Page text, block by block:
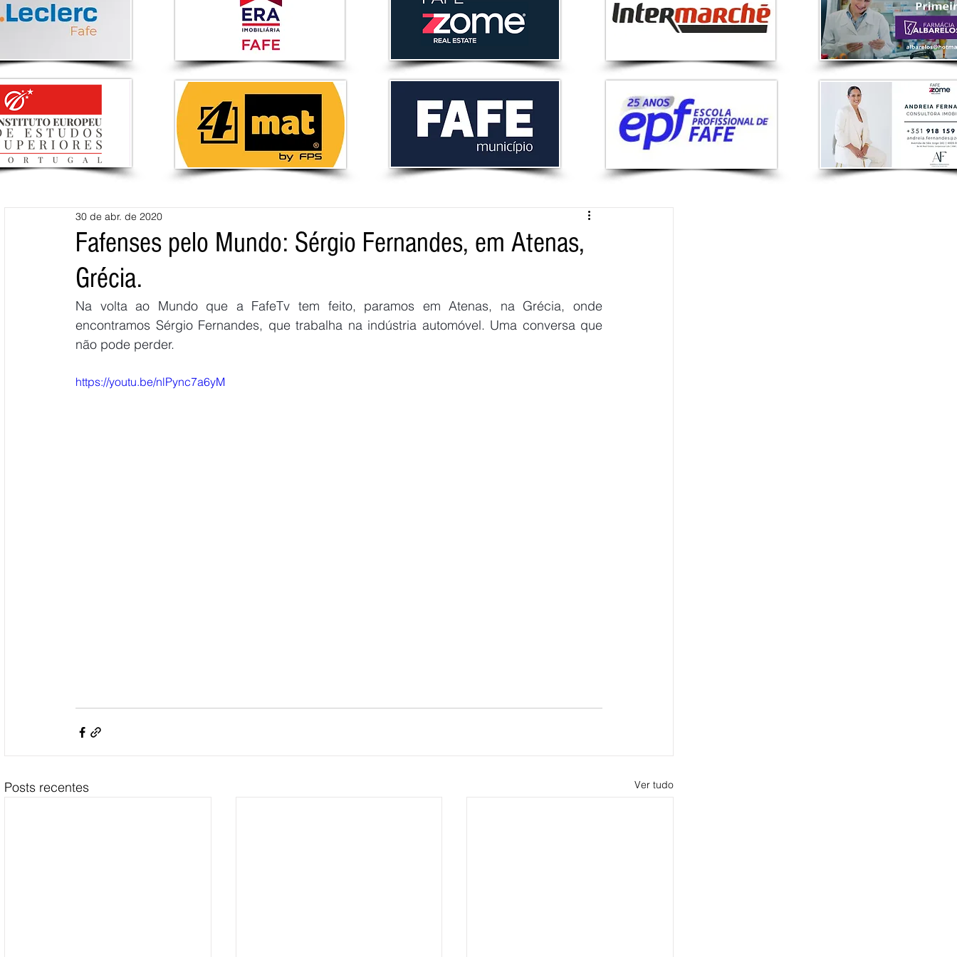
Fafenses pelo Mundo: Sérgio Fernandes, em Atenas,
Grécia.
30 de abr. de 2020
Na volta ao Mundo que a FafeTv tem feito, paramos em Atenas, na Grécia, onde
encontramos Sérgio Fernandes, que trabalha na indústria automóvel. Uma conversa que
não pode perder.
https://youtu.be/nlPync7a6yM
Posts recentes Ver tudo